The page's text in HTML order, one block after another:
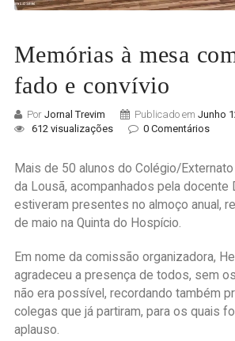
Memórias à mesa
fado e convívio
Por Jornal Trevim Publicado em Junho
612 visualizações
0 Comentários
Mais de 50 alunos do Colégio/
da Lousã, acompanhados pela docente
estiveram presentes no almoço anual,
de maio na Quinta do Hospício.
Em nome da comissão organizadora,
agradeceu a presença de todos, sem
não era possível, recordando também
colegas que já partiram, para os quais
aplauso.